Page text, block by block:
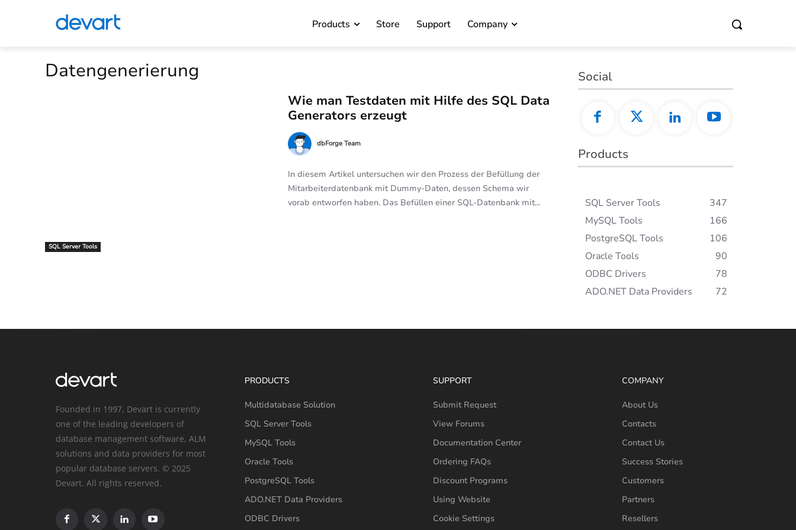
Products Store Support Company
Datengenerierung
SQL Server Tools
Wie man Testdaten mit Hilfe des SQL Data
Generators erzeugt
dbForge Team
In diesem Artikel untersuchen wir den Prozess der Befüllung der
Mitarbeiterdatenbank mit Dummy-Daten, dessen Schema wir
vorab entworfen haben. Das Befüllen einer SQL-Datenbank mit...
Social
Products
SQL Server Tools
347
MySQL Tools
166
PostgreSQL Tools
106
Oracle Tools
90
ODBC Drivers
78
ADO.NET Data Providers
72
Founded in 1997, Devart is currently
one of the leading developers of
database management software, ALM
solutions and data providers for most
popular database servers. © 2025
Devart. All rights reserved.
PRODUCTS
Multidatabase Solution
SQL Server Tools
MySQL Tools
Oracle Tools
PostgreSQL Tools
ADO.NET Data Providers
ODBC Drivers
SUPPORT
Submit Request
View Forums
Documentation Center
Ordering FAQs
Discount Programs
Using Website
Cookie Settings
COMPANY
About Us
Contacts
Contact Us
Success Stories
Customers
Partners
Resellers